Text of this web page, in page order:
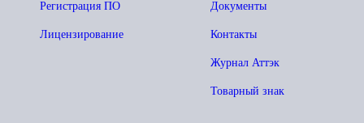
Документы
Контакты
Журнал Аттэк
Товарный знак
Регистрация ПО
Лицензирование